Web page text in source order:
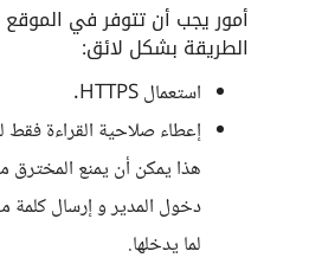
أمور يجب أن تتوفر في
الطريقة بشكل لائق:
استعمال HTTPS.
إعطاء صلاحية القراءة فقط
هذا يمكن أن يمنع
دخول المدير و إرسال كلمة
لما يدخلها.